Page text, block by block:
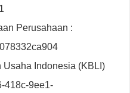
Perusahaan :
Usaha Indonesia (KBLI)
418c-9ee1-